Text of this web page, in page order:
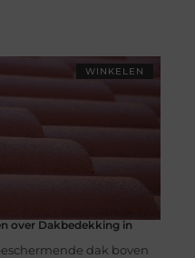
WINKELEN
over Dakbedekking in
dak boven